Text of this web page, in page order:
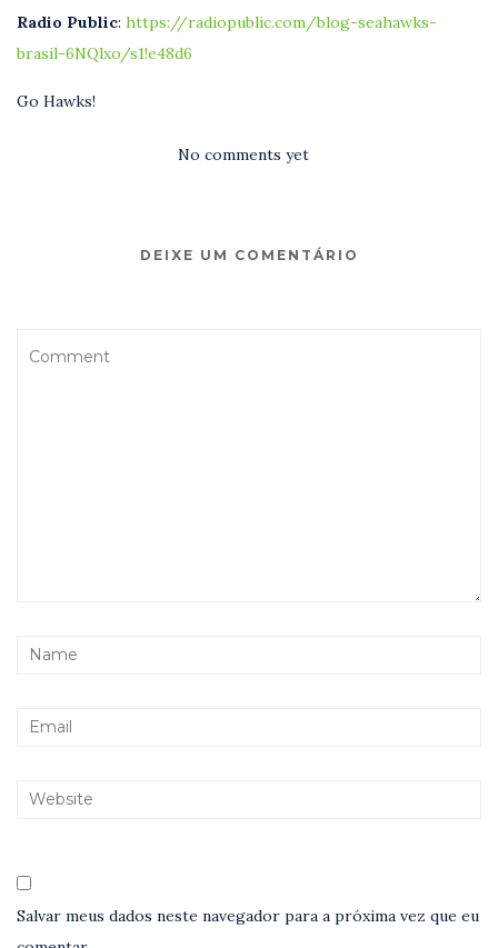
Radio Public: https://radiopublic.com/blog-seahawks-
brasil-6NQlxo/s1!e48d6
Go Hawks!
No comments yet
DEIXE UM COMENTÁRIO
Salvar meus dados neste navegador para a próxima vez que eu